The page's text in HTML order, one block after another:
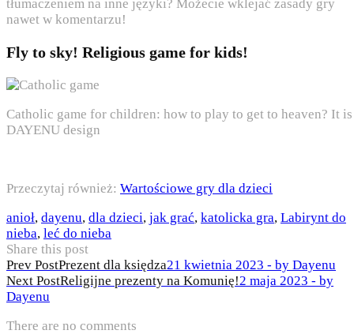
tłumaczeniem na inne języki? Możecie wklejać zasady gry
nawet w komentarzu!
Fly to sky! Religious game for kids!
Catholic game for children: how to play to get to heaven? It
DAYENU design
Przeczytaj również: Wartościowe gry dla dzieci
anioł, dayenu, dla dzieci, jak grać, katolicka gra, Labirynt do
nieba, leć do nieba
Share this post
Nawigacja
wpisu
Prev PostPrezent dla księdza21 kwietnia 2023 - by Dayenu
Next PostReligijne prezenty na Komunię!2 maja 2023 - by
Dayenu
There are no comments